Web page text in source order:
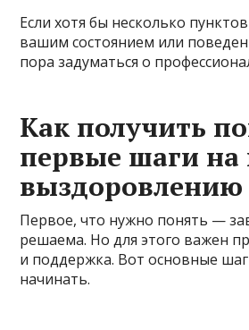
Если хотя бы несколько
вашим состоянием или
пора задуматься о
Как получить
первые шаги на
выздоровлению
Первое, что нужно понять —
решаема. Но для этого важен
и поддержка. Вот основные
начинать.